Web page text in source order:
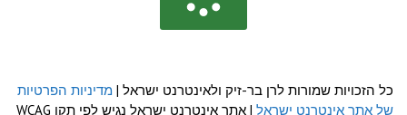
כל הזכויות שמורות לרן בר-זיק ולאינטרנט ישראל | מדיניות הפרטיות
של אתר אינטרנט ישראל
| אתר אינטרנט ישראל נגיש לפי תקן WCAG